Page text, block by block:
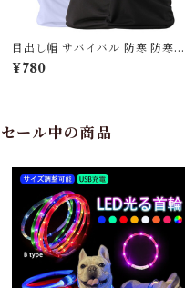
目出し帽 サバイバル 防寒 防寒着
帽子 作業着 フェイスマスク サバ
イバル サバゲー スノボ バイク 暖
¥780
セール中の商品